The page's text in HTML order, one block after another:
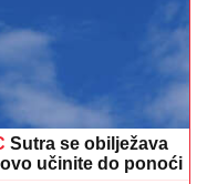
Sutra se obilježava
učinite do ponoći